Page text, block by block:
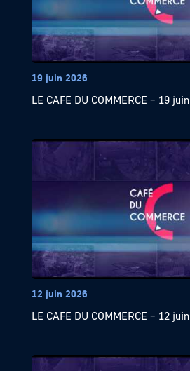
19 juin 2026
LE CAFE DU COMMERCE – 19 juin
12 juin 2026
LE CAFE DU COMMERCE – 12 juin